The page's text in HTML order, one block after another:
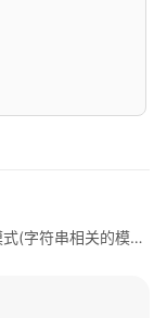
下一篇：判断某个字符串是否符合某种匹配模式(字符串相关的模式匹配函数)